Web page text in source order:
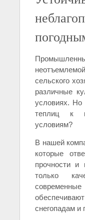
сельского
различные
условиях. Но
теплиц к
условиям?
В нашей
которые
прочности и
только
снегопадам и